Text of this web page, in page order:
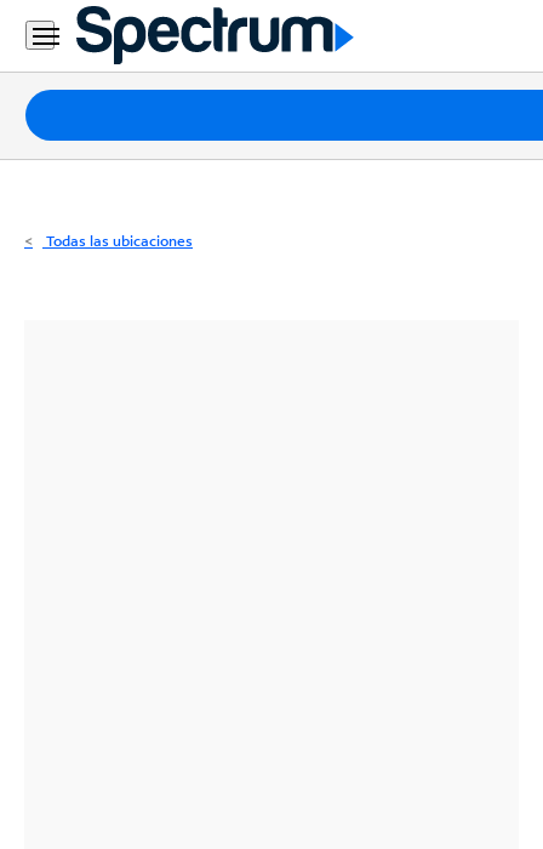
Residencial
Business
Paquetes
Internet
Todas las ubicaciones